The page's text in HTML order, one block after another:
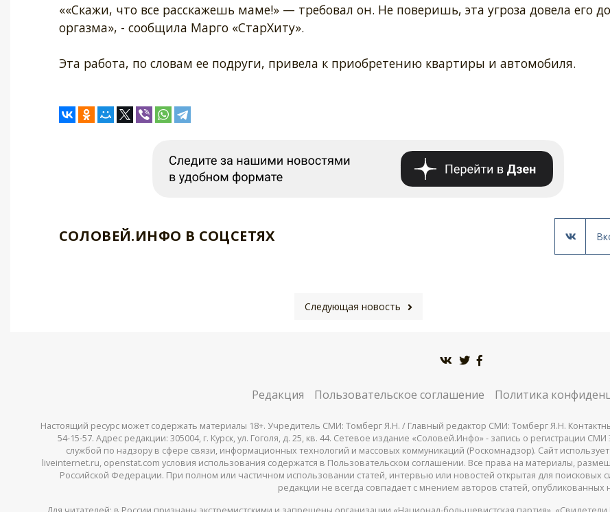
««Скажи, что все расскажешь маме!» — требовал он. Не поверишь, эта угроза довела его до
оргазма», - сообщила Марго «СтарХиту».
Эта работа, по словам ее подруги, привела к приобретению квартиры и автомобиля.
СОЛОВЕЙ.ИНФО В СОЦСЕТЯХ
Следующая новость
Редакция Пользовательское соглашение Политика
Настоящий ресурс может содержать материалы 18+. Учредитель СМИ: Томберг Я.Н. / Главный редактор СМИ: Томберг Я.Н.
54-15-57. Адрес редакции: 305004, г. Курск, ул. Гоголя, д. 25, кв. 44. Сетевое издание «Соловей.Инфо» - запись о регистрации СМИ
службой по надзору в сфере связи, информационных технологий и массовых коммуникаций (Роскомнадзор). Сайт
liveinternet.ru, openstat.com условия использования содержатся в Пользовательском соглашении. Все права на материалы,
Российской Федерации. При полном или частичном использовании статей, интервью или новостей открытая для поисковых
редакции не всегда совпадает с мнением авторов статей, опубликованных